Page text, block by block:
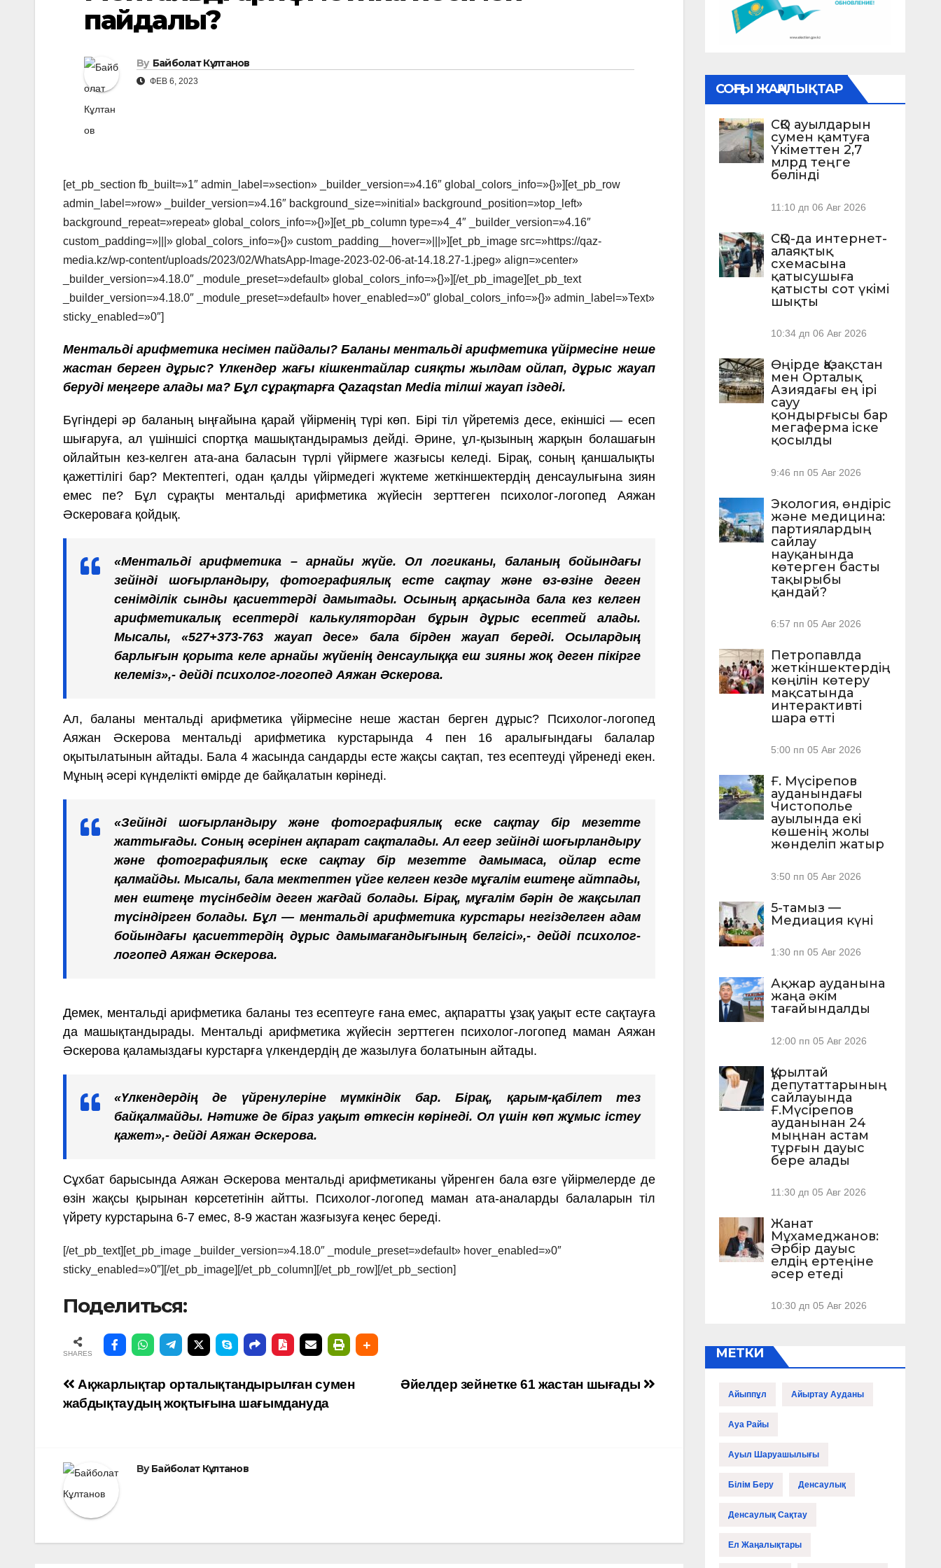
пайдалы?
By Байболат Кұлтанов
ФЕВ 6, 2023
[et_pb_section fb_built=»1″ admin_label=»section» _builder_version=»4.16″ global_colors_info=»{}»][et_pb_row
admin_label=»row» _builder_version=»4.16″ background_size=»initial» background_position=»top_left»
background_repeat=»repeat» global_colors_info=»{}»][et_pb_column type=»4_4″ _builder_version=»4.16″
custom_padding=»|||» global_colors_info=»{}» custom_padding__hover=»|||»][et_pb_image src=»https://qaz-
media.kz/wp-content/uploads/2023/02/WhatsApp-Image-2023-02-06-at-14.18.27-1.jpeg» align=»center»
_builder_version=»4.18.0″ _module_preset=»default» global_colors_info=»{}»][/et_pb_image][et_pb_text
_builder_version=»4.18.0″ _module_preset=»default» hover_enabled=»0″ global_colors_info=»{}» admin_label=»Text»
sticky_enabled=»0″]
Ментальді арифметика несімен пайдалы? Баланы ментальді арифметика үйірмесіне неше
жастан берген дұрыс? Үлкендер жағы кішкентайлар сияқты жылдам ойлап, дұрыс жауап
беруді меңгере алады ма? Бұл сұрақтарға Qazaqstan Media тілші жауап іздеді.
Бүгіндері әр баланың ыңғайына қарай үйірменің түрі көп. Бірі тіл үйретеміз десе, екіншісі — есеп
шығаруға, ал үшіншісі спортқа машықтандырамыз дейді. Әрине, ұл-қызының жарқын болашағын
ойлайтын кез-келген ата-ана баласын түрлі үйірмеге жазғысы келеді. Бірақ, соның қаншалықты
қажеттілігі бар? Мектептегі, одан қалды үйірмедегі жүктеме жеткіншектердің денсаулығына зиян
емес пе? Бұл сұрақты ментальді арифметика жүйесін зерттеген психолог-логопед Аяжан
Әскероваға қойдық.
«Ментальді арифметика – арнайы жүйе. Ол логиканы, баланың бойындағы
зейінді шоғырландыру, фотографиялық есте сақтау және өз-өзіне деген
сенімділік сынды қасиеттерді дамытады. Осының арқасында бала кез келген
арифметикалық есептерді калькулятордан бұрын дұрыс есептей алады.
Мысалы, «527+373-763 жауап десе» бала бірден жауап береді. Осылардың
барлығын қорыта келе арнайы жүйенің денсаулыққа еш зияны жоқ деген пікірге
келеміз»,- дейді психолог-логопед Аяжан Әскерова.
Ал, баланы ментальді арифметика үйірмесіне неше жастан берген дұрыс? Психолог-логопед
Аяжан Әскерова ментальді арифметика курстарында 4 пен 16 аралығындағы балалар
оқытылатынын айтады. Бала 4 жасында сандарды есте жақсы сақтап, тез есептеуді үйренеді екен.
Мұның әсері күнделікті өмірде де байқалатын көрінеді.
«Зейінді шоғырландыру және фотографиялық еске сақтау бір мезетте
жаттығады. Соның әсерінен ақпарат сақталады. Ал егер зейінді шоғырландыру
және фотографиялық еске сақтау бір мезетте дамымаса, ойлар есте
қалмайды. Мысалы, бала мектептен үйге келген кезде мұғалім ештеңе айтпады,
мен ештеңе түсінбедім деген жағдай болады. Бірақ, мұғалім бәрін де жақсылап
түсіндірген болады. Бұл — ментальді арифметика курстары негізделген адам
бойындағы қасиеттердің дұрыс дамымағандығының белгісі»,- дейді психолог-
логопед Аяжан Әскерова.
Демек, ментальді арифметика баланы тез есептеуге ғана емес, ақпаратты ұзақ уақыт есте сақтауға
да машықтандырады. Ментальді арифметика жүйесін зерттеген психолог-логопед маман Аяжан
Әскерова қаламыздағы курстарға үлкендердің де жазылуға болатынын айтады.
«Үлкендердің де үйренулеріне мүмкіндік бар. Бірақ, қарым-қабілет тез
байқалмайды. Нәтиже де біраз уақыт өткесін көрінеді. Ол үшін көп жұмыс істеу
қажет»,- дейді Аяжан Әскерова.
Сұхбат барысында Аяжан Әскерова ментальді арифметиканы үйренген бала өзге үйірмелерде де
өзін жақсы қырынан көрсететінін айтты. Психолог-логопед маман ата-аналарды балаларын тіл
үйрету курстарына 6-7 емес, 8-9 жастан жазғызуға кеңес береді.
[/et_pb_text][et_pb_image _builder_version=»4.18.0″ _module_preset=»default» hover_enabled=»0″
sticky_enabled=»0″][/et_pb_image][/et_pb_column][/et_pb_row][/et_pb_section]
Поделиться:
SHARES
Навигация
по
Әйелдер зейнетке 61 жастан шығады
Ақжарлықтар орталықтандырылған сумен
жабдықтаудың жоқтығына шағымдануда
ByБайболат Кұлтанов
СОҢҒЫ ЖАҢАЛЫҚТАР
СҚО ауылдарын
сумен қамтуға
Үкіметтен 2,7
млрд теңге
бөлінді
11:10 дп 06 Авг 2026
СҚО-да интернет-
алаяқтық
схемасына
қатысушыға
қатысты сот үкімі
шықты
10:34 дп 06 Авг 2026
Өңірде Қазақстан
мен Орталық
Азиядағы ең ірі
сауу
қондырғысы бар
мегаферма іске
қосылды
9:46 пп 05 Авг 2026
Экология, өндіріс
және медицина:
партиялардың
сайлау
науқанында
көтерген басты
тақырыбы
қандай?
6:57 пп 05 Авг 2026
Петропавлда
жеткіншектердің
көңілін көтеру
мақсатында
интерактивті
шара өтті
5:00 пп 05 Авг 2026
Ғ. Мүсірепов
ауданындағы
Чистополье
ауылында екі
көшенің жолы
жөнделіп жатыр
3:50 пп 05 Авг 2026
5-тамыз —
Медиация күні
1:30 пп 05 Авг 2026
Ақжар ауданына
жаңа әкім
тағайындалды
12:00 пп 05 Авг 2026
Құрылтай
депутаттарының
сайлауында
Ғ.Мүсірепов
ауданынан 24
мыңнан астам
тұрғын дауыс
бере алады
11:30 дп 05 Авг 2026
Жанат
Мұхамеджанов:
Әрбір дауыс
елдің ертеңіне
әсер етеді
10:30 дп 05 Авг 2026
МЕТКИ
Айыппұл Айыртау Ауданы
Ауа Райы
Ауыл Шаруашылығы
Білім Беру Денсаулық
Денсаулық Сақтау
Ел Жаңалықтары